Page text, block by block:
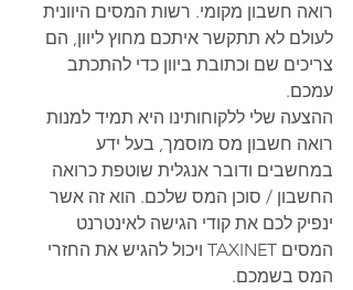
רואה חשבון מקומי. רשות המסים היוונית
לעולם לא תתקשר איתכם מחוץ ליוון, הם
צריכים שם וכתובת ביוון כדי להתכתב
עמכם.
ההצעה שלי ללקוחותינו היא תמיד למנות
רואה חשבון מס מוסמך, בעל ידע
במחשבים ודובר אנגלית שוטפת כרואה
החשבון / סוכן המס שלכם. הוא זה אשר
ינפיק לכם את קודי הגישה לאינטרנט
המסים TAXINET ויכול להגיש את החזרי
המס בשמכם.